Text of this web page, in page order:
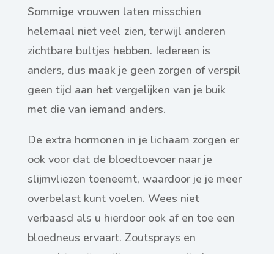
Sommige vrouwen laten misschien
helemaal niet veel zien, terwijl anderen
zichtbare bultjes hebben. Iedereen is
anders, dus maak je geen zorgen of verspil
geen tijd aan het vergelijken van je buik
met die van iemand anders.
De extra hormonen in je lichaam zorgen er
ook voor dat de bloedtoevoer naar je
slijmvliezen toeneemt, waardoor je je meer
overbelast kunt voelen. Wees niet
verbaasd als u hierdoor ook af en toe een
bloedneus ervaart. Zoutsprays en